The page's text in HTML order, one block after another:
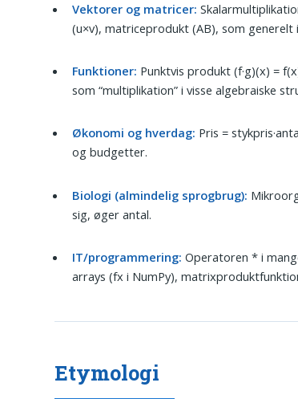
Vektorer og matricer:
(u×v), matriceprodukt (AB), som generelt
Funktioner: Punktvis produkt (f·g)(x) =
som “multiplikation” i visse algebraiske
Økonomi og hverdag: Pris =
og budgetter.
Biologi (almindelig sprogbrug):
sig, øger antal.
IT/programmering: Operatoren * i
arrays (fx i NumPy),
Etymologi